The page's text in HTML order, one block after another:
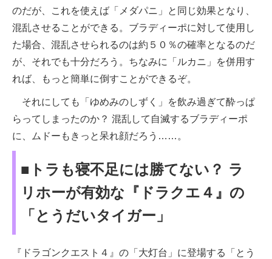
のだが、これを使えば「メダパニ」と同じ効果となり、
混乱させることができる。ブラディーポに対して使用し
た場合、混乱させられるのは約５０％の確率となるのだ
が、それでも十分だろう。ちなみに「ルカニ」を併用す
れば、もっと簡単に倒すことができるぞ。
それにしても「ゆめみのしずく」を飲み過ぎて酔っぱ
らってしまったのか？ 混乱して自滅するブラディーポ
に、ムドーもきっと呆れ顔だろう……。
■トラも寝不足には勝てない？ ラ
リホーが有効な『ドラクエ４』の
「とうだいタイガー」
『ドラゴンクエスト４』の「大灯台」に登場する「とう